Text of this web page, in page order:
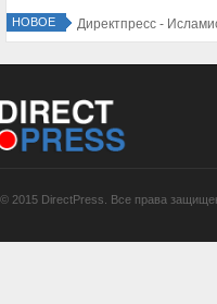
НОВОЕ
© 2015 DirectPress. Все права